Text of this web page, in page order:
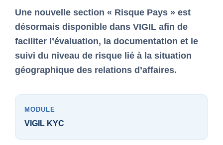
Une nouvelle section « Risque Pays » est
désormais disponible dans VIGIL afin de
faciliter l’évaluation, la documentation et le
suivi du niveau de risque lié à la situation
géographique des relations d’affaires.
MODULE
VIGIL KYC